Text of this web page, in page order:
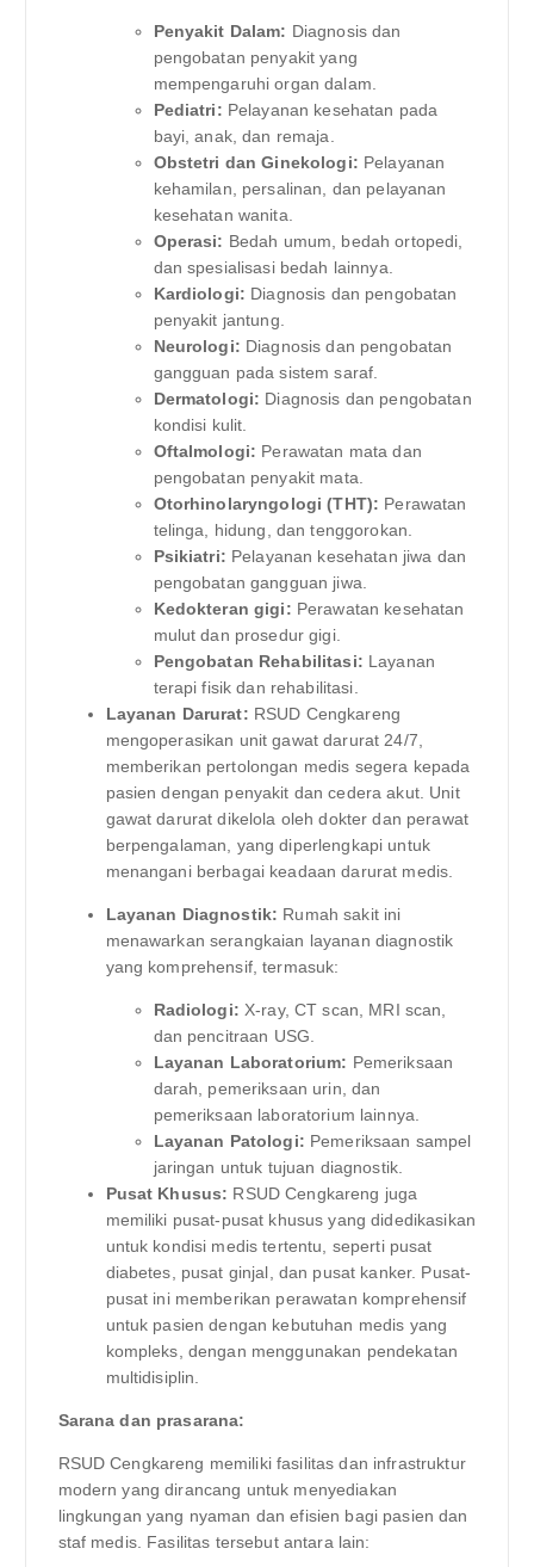
Penyakit Dalam: Diagnosis dan
pengobatan penyakit yang
mempengaruhi organ dalam.
Pediatri: Pelayanan kesehatan pada
bayi, anak, dan remaja.
Obstetri dan Ginekologi: Pelayanan
kehamilan, persalinan, dan pelayanan
kesehatan wanita.
Operasi: Bedah umum, bedah ortopedi,
dan spesialisasi bedah lainnya.
Kardiologi: Diagnosis dan pengobatan
penyakit jantung.
Neurologi: Diagnosis dan pengobatan
gangguan pada sistem saraf.
Dermatologi: Diagnosis dan pengobatan
kondisi kulit.
Oftalmologi: Perawatan mata dan
pengobatan penyakit mata.
Otorhinolaryngologi (THT): Perawatan
telinga, hidung, dan tenggorokan.
Psikiatri: Pelayanan kesehatan jiwa dan
pengobatan gangguan jiwa.
Kedokteran gigi: Perawatan kesehatan
mulut dan prosedur gigi.
Pengobatan Rehabilitasi: Layanan
terapi fisik dan rehabilitasi.
Layanan Darurat: RSUD Cengkareng
mengoperasikan unit gawat darurat 24/7,
memberikan pertolongan medis segera kepada
pasien dengan penyakit dan cedera akut. Unit
gawat darurat dikelola oleh dokter dan perawat
berpengalaman, yang diperlengkapi untuk
menangani berbagai keadaan darurat medis.
Layanan Diagnostik: Rumah sakit ini
menawarkan serangkaian layanan diagnostik
yang komprehensif, termasuk:
Radiologi: X-ray, CT scan, MRI scan,
dan pencitraan USG.
Layanan Laboratorium: Pemeriksaan
darah, pemeriksaan urin, dan
pemeriksaan laboratorium lainnya.
Layanan Patologi: Pemeriksaan sampel
jaringan untuk tujuan diagnostik.
Pusat Khusus: RSUD Cengkareng juga
memiliki pusat-pusat khusus yang didedikasikan
untuk kondisi medis tertentu, seperti pusat
diabetes, pusat ginjal, dan pusat kanker. Pusat-
pusat ini memberikan perawatan komprehensif
untuk pasien dengan kebutuhan medis yang
kompleks, dengan menggunakan pendekatan
multidisiplin.
Sarana dan prasarana:
RSUD Cengkareng memiliki fasilitas dan infrastruktur
modern yang dirancang untuk menyediakan
lingkungan yang nyaman dan efisien bagi pasien dan
staf medis. Fasilitas tersebut antara lain: